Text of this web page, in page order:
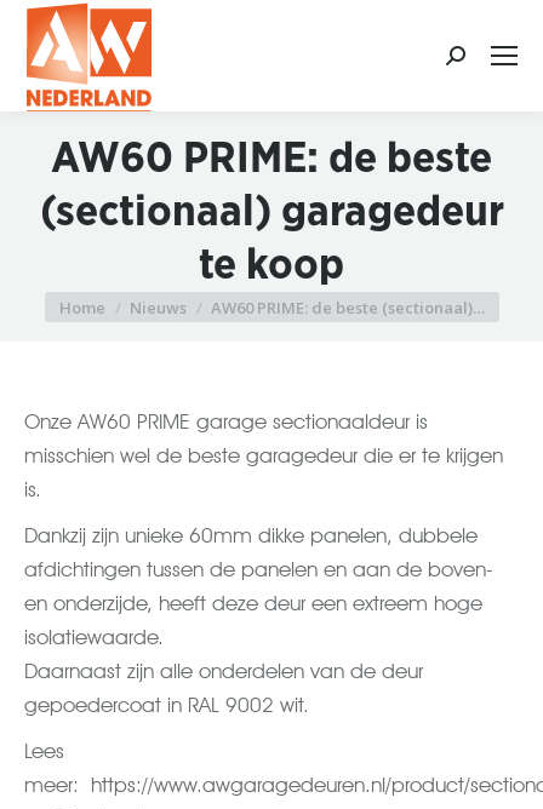
Search:
AW60 PRIME: de beste
(sectionaal) garagedeur
te koop
Je bent hier:
Home Nieuws AW60 PRIME: de beste (sectionaal)…
Onze AW60 PRIME garage sectionaaldeur is
misschien wel de beste garagedeur die er te krijgen
is.
Dankzij zijn unieke 60mm dikke panelen, dubbele
afdichtingen tussen de panelen en aan de boven-
en onderzijde, heeft deze deur een extreem hoge
isolatiewaarde.
Daarnaast zijn alle onderdelen van de deur
gepoedercoat in RAL 9002 wit.
Lees
meer: https://www.awgaragedeuren.nl/product/